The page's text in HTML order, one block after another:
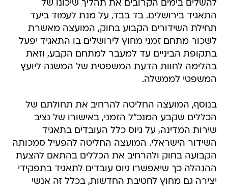
להשלים בימים הקרובים את תהליך שיכונו של
התאגיד בירושלים. בד בבד, על מנת לעמוד ביעד
תחילת השידורים הקבוע בחוק, המועצה מאשרת
לשכור מתחם זמני מחוץ לירושלים בו התאגיד יפעל
בתקופת הביניים עד למעבר למתחם הקבע, וזאת
בהלימה לחוות הדעת המשפטית של המשנה ליועץ
המשפטי לממשלה.
בנוסף, המועצה החליטה להרחיב את תחולתם של
הכללים שקבע המנכ"ל הזמני, באישורו של נציב
שירות המדינה, על גיוס כלל העובדים בתאגיד
השידור הישראלי. המועצה החליטה להפעיל סמכותה
הקבועה בחוק ולהרחיב את הכללים בהתאם להצעת
ההנהלה כך שיאפשרו גיוס עובדים לתאגיד בתפקידי
יצירה גם מחוץ לחטיבת החדשות, בכלל זה אנשי